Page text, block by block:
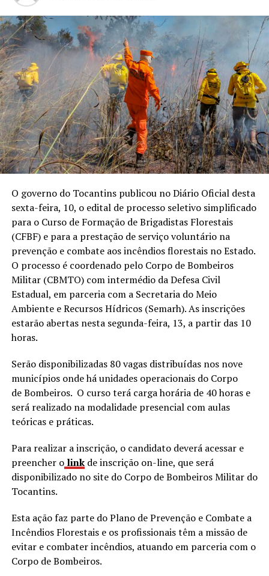
O governo do Tocantins publicou no Diário Oficial desta
sexta-feira, 10, o edital de processo seletivo simplificado
para o Curso de Formação de Brigadistas Florestais
(CFBF) e para a prestação de serviço voluntário na
prevenção e combate aos incêndios florestais no Estado.
O processo é coordenado pelo Corpo de Bombeiros
Militar (CBMTO) com intermédio da Defesa Civil
Estadual, em parceria com a Secretaria do Meio
Ambiente e Recursos Hídricos (Semarh). As inscrições
estarão abertas nesta segunda-feira, 13, a partir das 10
horas.
Serão disponibilizadas 80 vagas distribuídas nos nove
municípios onde há unidades operacionais do Corpo
de Bombeiros. O curso terá carga horária de 40 horas e
será realizado na modalidade presencial com aulas
teóricas e práticas.
Para realizar a inscrição, o candidato deverá acessar e
preencher o linkde inscrição on-line, que será
disponibilizado no site do Corpo de Bombeiros Militar do
Tocantins.
Esta ação faz parte do Plano de Prevenção e Combate a
Incêndios Florestais e os profissionais têm a missão de
evitar e combater incêndios, atuando em parceria com o
Corpo de Bombeiros.